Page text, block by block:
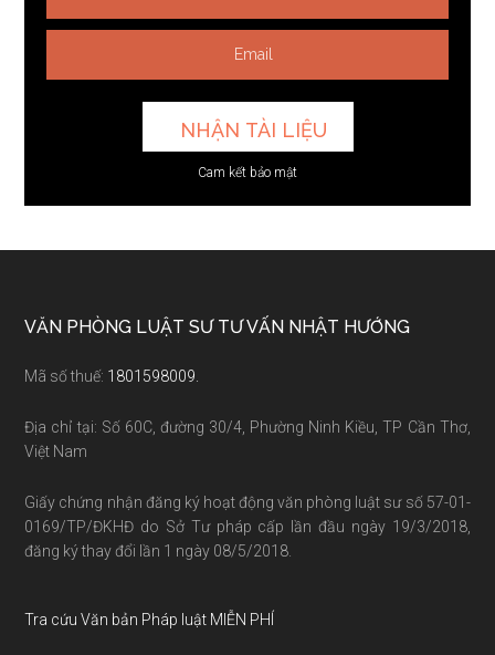
Cam kết bảo mật
Footer
VĂN PHÒNG LUẬT SƯ TƯ VẤN NHẬT HƯỚNG
Mã số thuế: 1801598009.
Địa chỉ tại: Số 60C, đường 30/4, Phường Ninh Kiều, TP Cần Thơ,
Việt Nam
Giấy chứng nhận đăng ký hoạt động văn phòng luật sư số 57-01-
0169/TP/ĐKHĐ do Sở Tư pháp cấp lần đầu ngày 19/3/2018,
đăng ký thay đổi lần 1 ngày 08/5/2018.
Tra cứu Văn bản Pháp luật MIỄN PHÍ